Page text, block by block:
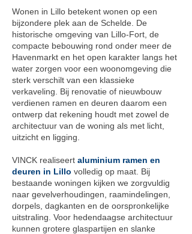
Wonen in Lillo betekent wonen op een
bijzondere plek aan de Schelde. De
historische omgeving van Lillo-Fort, de
compacte bebouwing rond onder meer de
Havenmarkt en het open karakter langs het
water zorgen voor een woonomgeving die
sterk verschilt van een klassieke
verkaveling. Bij renovatie of nieuwbouw
verdienen ramen en deuren daarom een
ontwerp dat rekening houdt met zowel de
architectuur van de woning als met licht,
uitzicht en ligging.
VINCK realiseert aluminium ramen en
deuren in Lillo volledig op maat. Bij
bestaande woningen kijken we zorgvuldig
naar gevelverhoudingen, raamindelingen,
dorpels, dagkanten en de oorspronkelijke
uitstraling. Voor hedendaagse architectuur
kunnen grotere glaspartijen en slanke